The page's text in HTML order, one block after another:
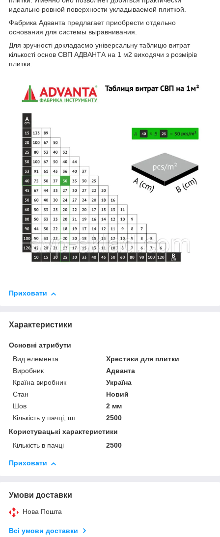
идеально ровной поверхности укладываемой плиткой.
Фабрика Адванта предлагает приобрести отдельно
основания для системы выравнивания.
Для зручності докладаємо універсальну таблицю витрат
кількості основ СВП АДВАНТА на 1 м2 виходячи з розмірів
плитки.
Приховати
Характеристики
Основні атрибути
Вид елемента
Хрестики для плитки
Виробник
Адванта
Країна виробник
Україна
Стан
Новий
Шов
2 мм
Кількість у пачці, шт
2500
Користувацькі характеристики
Кількість в пачці
2500
Приховати
Умови доставки
Нова Пошта
Всі умови доставки